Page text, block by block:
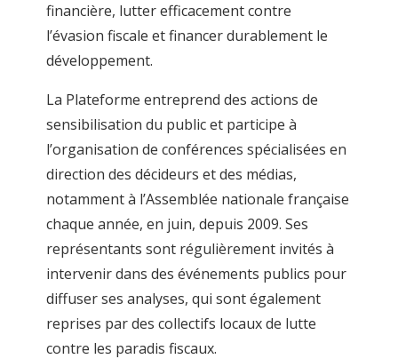
financière, lutter efficacement contre
l’évasion fiscale et financer durablement le
développement.
La Plateforme entreprend des actions de
sensibilisation du public et participe à
l’organisation de conférences spécialisées en
direction des décideurs et des médias,
notamment à l’Assemblée nationale française
chaque année, en juin, depuis 2009. Ses
représentants sont régulièrement invités à
intervenir dans des événements publics pour
diffuser ses analyses, qui sont également
reprises par des collectifs locaux de lutte
contre les paradis fiscaux.